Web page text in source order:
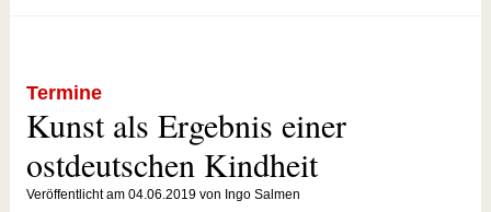
Termine
Kunst als Ergebnis einer
ostdeutschen Kindheit
Veröffentlicht am 04.06.2019 von Ingo Salmen